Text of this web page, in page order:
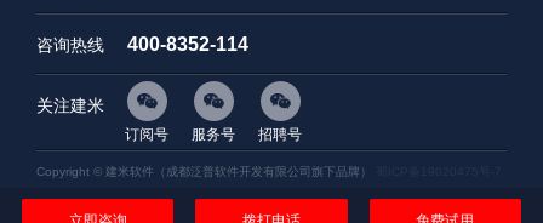
咨询热线 400-8352-114
关注建米
订阅号 服务号 招聘号
Copyright © 建米软件（成都泛普软件开发有限公司旗下品牌）